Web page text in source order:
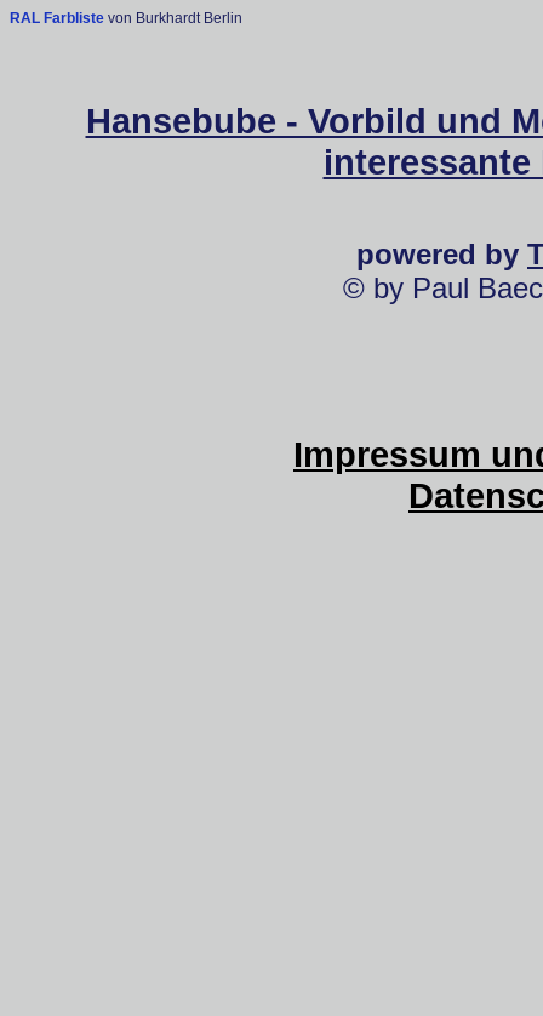
RAL Farbliste von Burkhardt Berlin
Hansebube - Vorbild und
powered by
© by Paul
Impressum